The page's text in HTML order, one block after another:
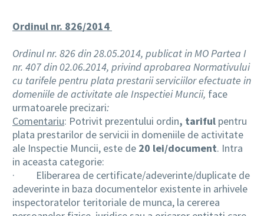
Ordinul nr. 826/2014
Ordinul nr. 826 din 28.05.2014, publicat in MO Partea I
nr. 407 din 02.06.2014, privind aprobarea Normativului
cu tarifele pentru plata prestarii serviciilor efectuate in
domeniile de activitate ale Inspectiei Muncii, face
urmatoarele precizari:
Comentariu: Potrivit prezentului ordin, tariful pentru
plata prestarilor de servicii in domeniile de activitate
ale Inspectie Muncii, este de 20 lei/document. Intra
in aceasta categorie:
·
Eliberarea de certificate/adeverinte/duplicate de
adeverinte in baza documentelor existente in arhivele
inspectoratelor teritoriale de munca, la cererea